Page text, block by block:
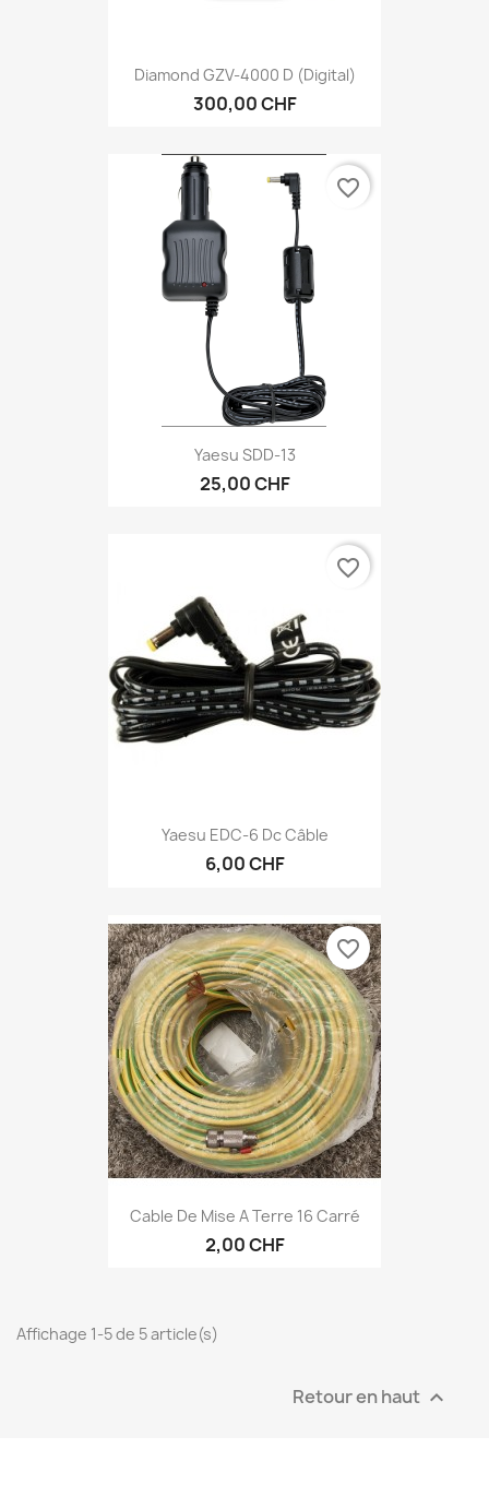
Diamond GZV-4000 D (digital)
300,00 CHF
Yaesu SDD-13
25,00 CHF
favorite_border
Yaesu EDC-6 Dc Câble
6,00 CHF
favorite_border
Cable De Mise A Terre 16 Carré
2,00 CHF
favorite_border
Affichage 1-5 de 5 article(s)
Retour en haut 